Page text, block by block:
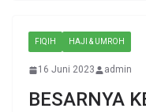
FIQIH HAJI & UMROH
16 Juni 2023 admin
BESARNYA